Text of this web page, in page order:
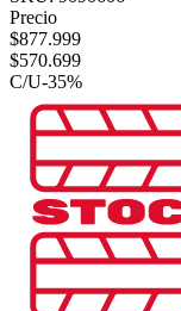
Precio
$877.999
$570.699
C/U-35%